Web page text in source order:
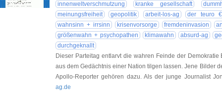
innenweltverschmutzung
kranke gesellschaft
meinungsfreiheit
geopolitik arbeit-los-ag
der teuro €
wahnsinn + irrsinn
krisenvorsorge fremdeninvasion
größenwahn + psychopathen
klimawahn absurd-ag
durchgeknallt
Dieser Parteitag entlarvt die wahren Feinde der
aus dem Gedächtnis einer Nation tilgen lassen. Jene Bilder
Apollo-Reporter gehören dazu. Als der junge Journalist
ag.de